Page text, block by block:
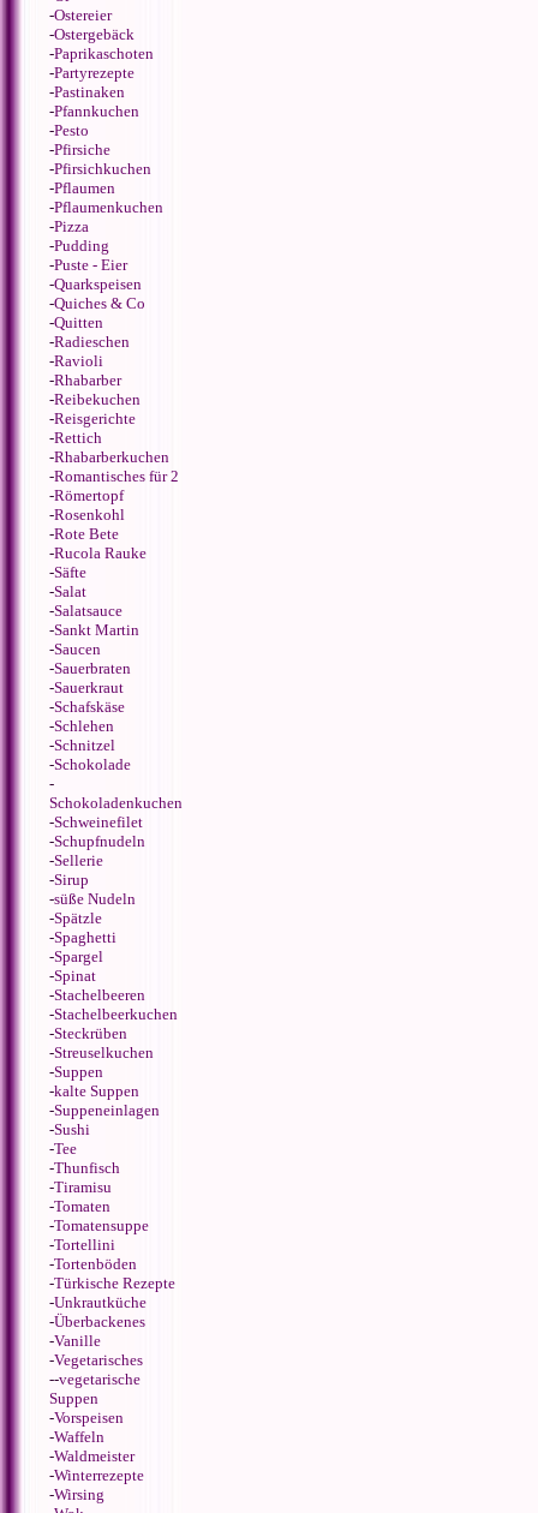
-Ostereier
-Ostergebäck
-Paprikaschoten
-Partyrezepte
-Pastinaken
-Pfannkuchen
-Pesto
-Pfirsiche
-Pfirsichkuchen
-Pflaumen
-Pflaumenkuchen
-Pizza
-Pudding
-Puste - Eier
-Quarkspeisen
-Quiches & Co
-Quitten
-Radieschen
-Ravioli
-Rhabarber
-Reibekuchen
-Reisgerichte
-Rettich
-Rhabarberkuchen
-Romantisches für 2
-Römertopf
-Rosenkohl
-Rote Bete
-Rucola Rauke
-Säfte
-Salat
-Salatsauce
-Sankt Martin
-Saucen
-Sauerbraten
-Sauerkraut
-Schafskäse
-Schlehen
-Schnitzel
-Schokolade
-
Schokoladenkuchen
-Schweinefilet
-Schupfnudeln
-Sellerie
-Sirup
-süße Nudeln
-Spätzle
-Spaghetti
-Spargel
-Spinat
-Stachelbeeren
-Stachelbeerkuchen
-Steckrüben
-Streuselkuchen
-Suppen
-kalte Suppen
-Suppeneinlagen
-Sushi
-Tee
-Thunfisch
-Tiramisu
-Tomaten
-Tomatensuppe
-Tortellini
-Tortenböden
-Türkische Rezepte
-Unkrautküche
-Überbackenes
-Vanille
-Vegetarisches
--vegetarische
Suppen
-Vorspeisen
-Waffeln
-Waldmeister
-Winterrezepte
-Wirsing